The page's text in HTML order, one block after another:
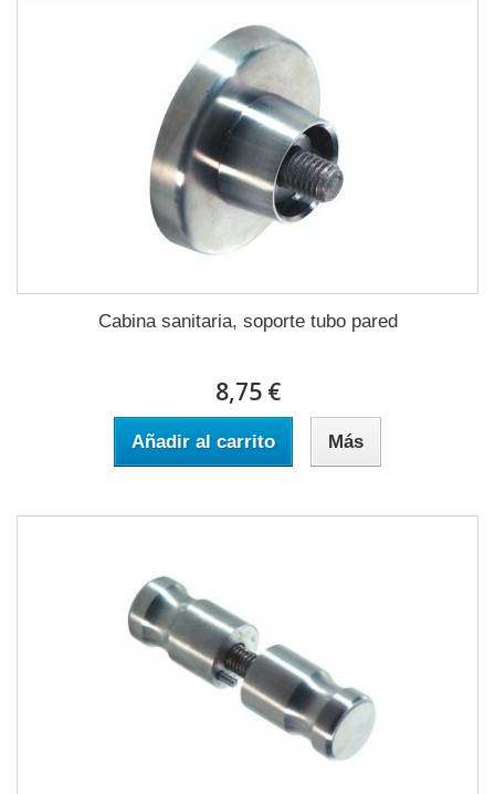
Cabina sanitaria, soporte tubo pared
8,75 €
Añadir al carrito Más